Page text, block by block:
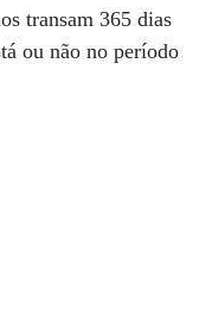
transam 365 dias
ou não no período